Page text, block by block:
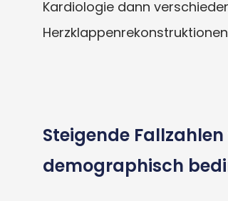
Kardiologie dann
Steigende
demographisch